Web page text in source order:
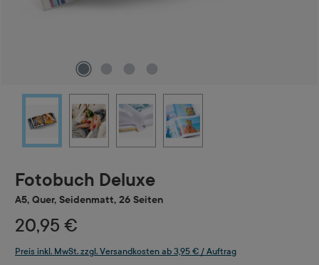
Fotobuch Deluxe
A5, Quer, Seidenmatt, 26 Seiten
20,95 €
Preis inkl. MwSt. zzgl. Versandkosten ab 3,95 € / Auftrag